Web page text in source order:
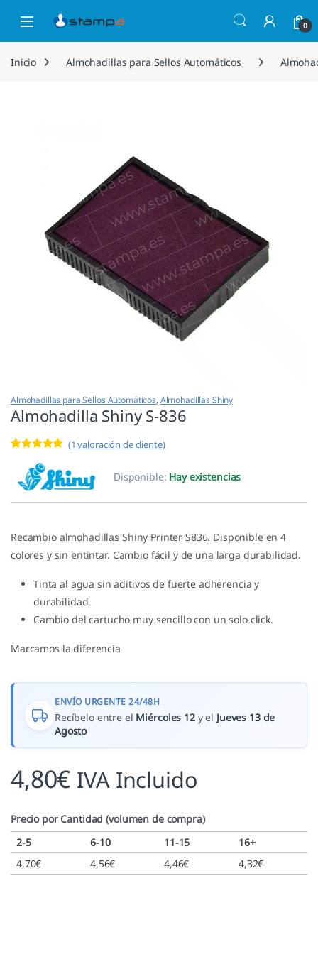
Open 0
Inicio Almohadillas para Sellos Automáticos
Almohadillas para Sellos Automáticos, Almohadillas Shiny
Almohadilla Shiny S-836
de 5 en
base a
valoración de
(1 valoración de cliente)
Disponible: Hay existencias
Recambio almohadillas Shiny Printer S836. Disponible en 4
colores y sin entintar. Cambio fácil y de una larga durabilidad.
Tinta al agua sin aditivos de fuerte adherencia y
durabilidad
Cambio del cartucho muy sencillo con un solo click.
Marcamos la diferencia
ENVÍO URGENTE 24/48H
Recíbelo entre el Miércoles 12y el Jueves 13 de
Agosto
4,80€ IVA Incluido
Precio por Cantidad (volumen de compra)
2-5
6-10 11-15
16+
4,70€ 4,56€ 4,46€ 4,32€